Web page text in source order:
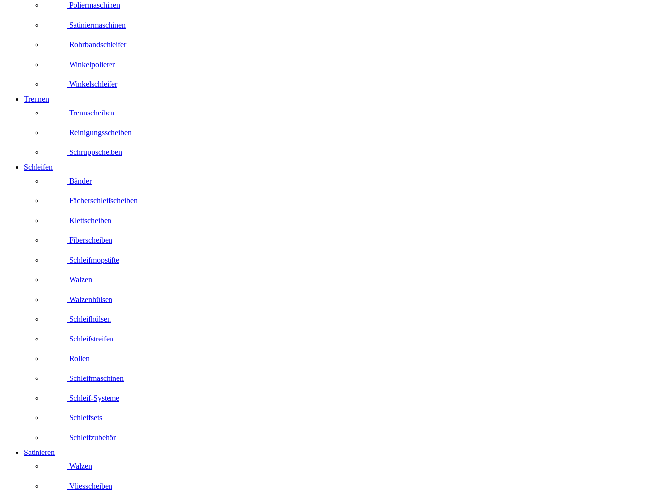
Poliermaschinen
Satiniermaschinen
Rohrbandschleifer
Winkelpolierer
Winkelschleifer
Trennen
Trennscheiben
Reinigungsscheiben
Schruppscheiben
Schleifen
Bänder
Fächerschleifscheiben
Klettscheiben
Fiberscheiben
Schleifmopstifte
Walzen
Walzenhülsen
Schleifhülsen
Schleifstreifen
Rollen
Schleifmaschinen
Schleif-Systeme
Schleifsets
Schleifzubehör
Satinieren
Walzen
Vliesscheiben